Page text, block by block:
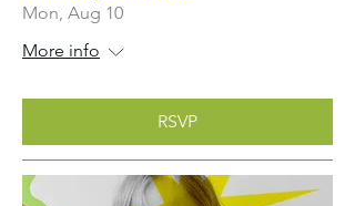
Mon, Aug 10
More info
RSVP